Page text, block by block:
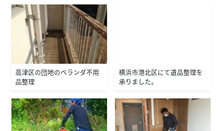
高津区の団地のベランダ不用
品整理
横浜市港北区にて遺品整理を
承りました。